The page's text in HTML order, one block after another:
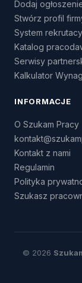
Dodaj
Stwórz profil
System
Katalog
Serwisy
Kalkulator
INFORMACJE
O Szukam Pracy
Kontakt z nami
Regulamin
Polityka
Szukasz
© 2026